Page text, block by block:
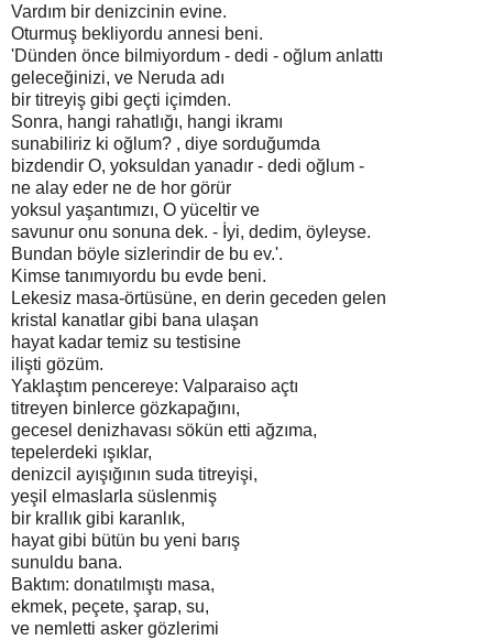
Vardım bir denizcinin evine.
Oturmuş bekliyordu annesi beni.
'Dünden önce bilmiyordum - dedi - oğlum anlattı
geleceğinizi, ve Neruda adı
bir titreyiş gibi geçti içimden.
Sonra, hangi rahatlığı, hangi ikramı
sunabiliriz ki oğlum? , diye sorduğumda
bizdendir O, yoksuldan yanadır - dedi oğlum -
ne alay eder ne de hor görür
yoksul yaşantımızı, O yüceltir ve
savunur onu sonuna dek. - İyi, dedim, öyleyse.
Bundan böyle sizlerindir de bu ev.'.
Kimse tanımıyordu bu evde beni.
Lekesiz masa-örtüsüne, en derin geceden gelen
kristal kanatlar gibi bana ulaşan
hayat kadar temiz su testisine
ilişti gözüm.
Yaklaştım pencereye: Valparaiso açtı
titreyen binlerce gözkapağını,
gecesel denizhavası sökün etti ağzıma,
tepelerdeki ışıklar,
denizcil ayışığının suda titreyişi,
yeşil elmaslarla süslenmiş
bir krallık gibi karanlık,
hayat gibi bütün bu yeni barış
sunuldu bana.
Baktım: donatılmıştı masa,
ekmek, peçete, şarap, su,
ve nemletti asker gözlerimi